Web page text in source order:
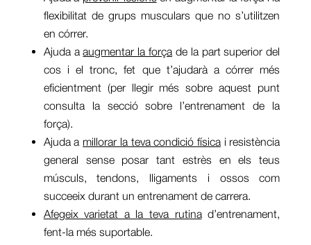
flexibilitat de grups musculars que no s’utilitzen
en córrer.
Ajuda aaugmentar la força de la part superior del
cos i el tronc, fet que t’ajudarà a córrer més
eficientment (per llegir més sobre aquest punt
consulta la secció sobre l’entrenament de la
força).
Ajuda a millorar la teva condició físicai resistència
general sense posar tant estrès en els teus
músculs, tendons, lligaments i ossos com
succeeix durant un entrenament de carrera.
Afegeix varietat a la teva rutinad’entrenament,
fent-la més suportable.